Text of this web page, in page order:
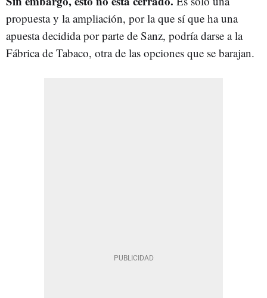
propuesta y la ampliación, por la que sí que ha una
apuesta decidida por parte de Sanz, podría darse a la
Fábrica de Tabaco, otra de las opciones que se barajan.